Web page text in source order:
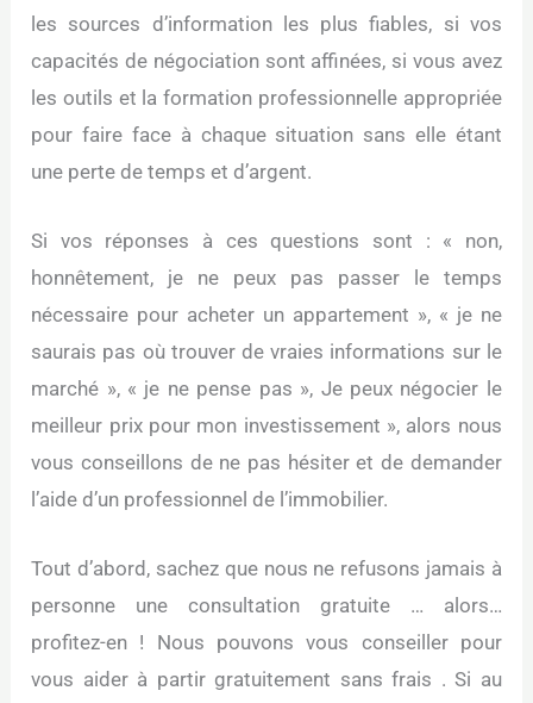
les sources d’information les plus fiables, si vos
capacités de négociation sont affinées, si vous avez
les outils et la formation professionnelle appropriée
pour faire face à chaque situation sans elle étant
une perte de temps et d’argent.
Si vos réponses à ces questions sont : « non,
honnêtement, je ne peux pas passer le temps
nécessaire pour acheter un appartement », « je ne
saurais pas où trouver de vraies informations sur le
marché », « je ne pense pas », Je peux négocier le
meilleur prix pour mon investissement », alors nous
vous conseillons de ne pas hésiter et de demander
l’aide d’un professionnel de l’immobilier.
Tout d’abord, sachez que nous ne refusons jamais à
personne une consultation gratuite … alors…
profitez-en ! Nous pouvons vous conseiller pour
vous aider à partir gratuitement sans frais . Si au